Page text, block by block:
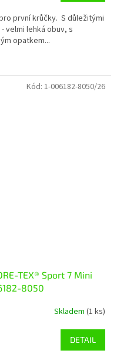
první krůčky. S důležitými
velmi lehká obuv, s
opatkem...
TEX® Sport 7 Mini
8050
Skladem (1 ks)
DETAIL
Kód: 1-006182-8050/26